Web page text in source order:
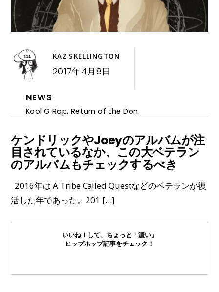
KAZ SKELLINGTON
2017年4月8日
NEWS
Kool G Rap, Return of the Don
ケンドリックやJoeyのアルバムが注
目されているなか、この大ベテラン
のアルバムもチェックするべき
2016年は A Tribe Called Questなどのベテランが復
活した年であった。201 […]
いいね！して、ちょっと「濃い」
ヒップホップ記事をチェック！